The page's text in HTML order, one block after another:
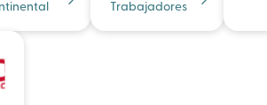
Trabajadores